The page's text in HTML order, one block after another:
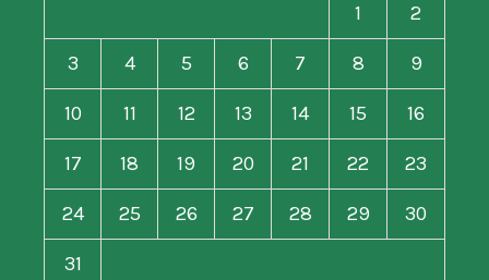
1 2
3 4 5 6 7 8 9
10 11 12 13 14 15 16
17 18 19 20 21 22 23
24 25 26 27 28 29 30
31